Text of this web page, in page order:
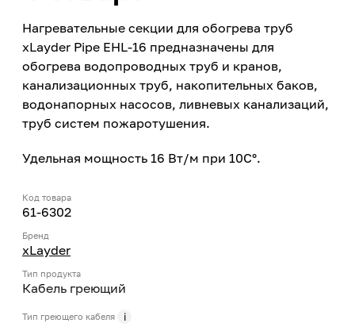
Нагревательные секции для обогрева труб
xLayder Pipe EHL-16 предназначены для
обогрева водопроводных труб и кранов,
канализационных труб, накопительных баков,
водонапорных насосов, ливневых канализаций,
труб систем пожаротушения.
Удельная мощность 16 Вт/м при 10С°.
Код товара
61-6302
Бренд
xLayder
Тип продукта
Кабель греющий
Тип греющего кабеля